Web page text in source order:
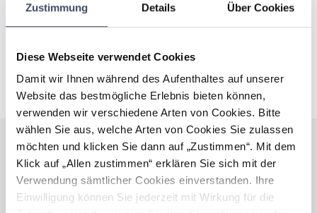
Zustimmung Details Über Cookies
Diese Webseite verwendet Cookies
Damit wir Ihnen während des Aufenthaltes auf unserer
Website das bestmögliche Erlebnis bieten können,
verwenden wir verschiedene Arten von Cookies. Bitte
wählen Sie aus, welche Arten von Cookies Sie zulassen
möchten und klicken Sie dann auf „Zustimmen“. Mit dem
Klick auf „Allen zustimmen“ erklären Sie sich mit der
Verwendung sämtlicher Cookies einverstanden. Ihre
Einwilligung können Sie jederzeit mit Wirkung für die
OrthoTherapia GmbH
zertifiziert familienfreundlicher Arbeitgeber
Daten und Fakten
Kontaktdaten sind nur für Premium
Mitglieder ersichtlich.